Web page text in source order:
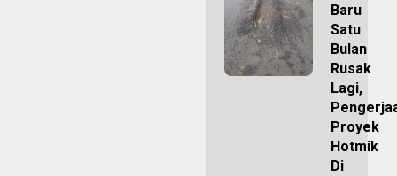
Baru
Satu
Bulan
Rusak
Lagi,
Proyek
Hotmik
Di